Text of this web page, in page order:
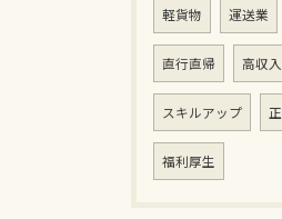
軽貨物 運送業
直行直帰 高収入
スキルアップ
福利厚生